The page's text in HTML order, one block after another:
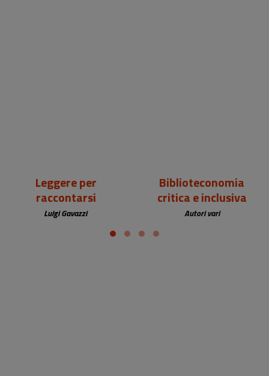
Leggere per
raccontarsi
Luigi Gavazzi
Biblioteconomia
critica e inclusiva
Autori vari